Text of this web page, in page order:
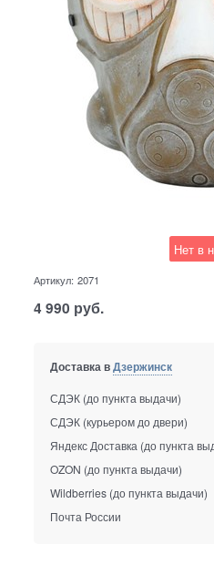
Нет в
Артикул: 2071
4 990 руб.
Доставка вДзержинск
СДЭК (до пункта выдачи)
СДЭК (курьером до двери)
Яндекс Доставка (до пункта
OZON (до пункта выдачи)
Wildberries (до пункта выдачи)
Почта России